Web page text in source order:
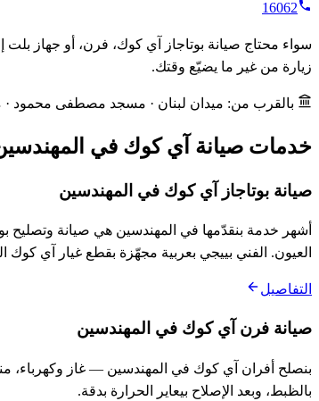
16062
زيارة من غير ما يضيّع وقتك.
بالقرب من: ميدان لبنان · مسجد مصطفى محمود
خدمات صيانة آي كوك في
صيانة بوتاجاز آي كوك في المهندسين
العيون. الفني بييجي بعربية مجهّزة بقطع غيار آي
التفاصيل
صيانة فرن آي كوك في المهندسين
بنصلح أفران آي كوك في المهندسين — غاز وكهرباء،
بالظبط، وبعد الإصلاح بيعاير الحرارة بدقة.